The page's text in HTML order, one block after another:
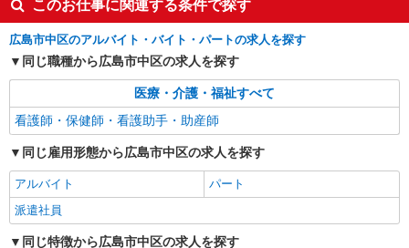
このお仕事に関連する条件で探す
広島市中区のアルバイト・バイト・パートの求人を探す
同じ職種から広島市中区の求人を探す
医療・介護・福祉すべて
看護師・保健師・看護助手・助産師
同じ雇用形態から広島市中区の求人を探す
アルバイト
パート
派遣社員
同じ特徴から広島市中区の求人を探す